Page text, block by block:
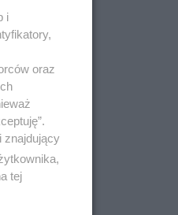
i
oraz
znajdujący
tej